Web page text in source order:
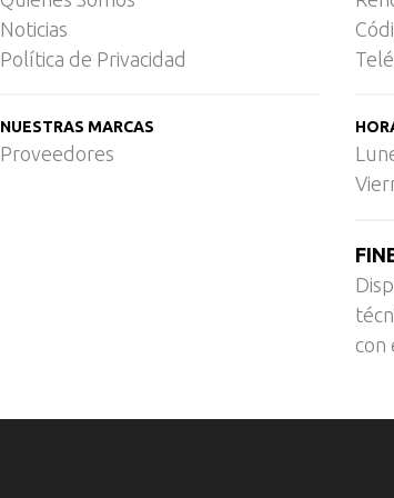
Noticias
Política de Privacidad
NUESTRAS MARCAS
Proveedores
con